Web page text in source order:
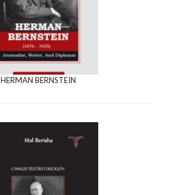
HERMAN BERNSTEIN